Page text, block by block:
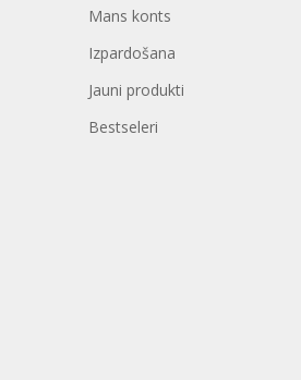
Mans konts
Izpardošana
Jauni produkti
Bestseleri